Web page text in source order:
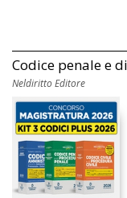
Codice penale e
Neldiritto Editore